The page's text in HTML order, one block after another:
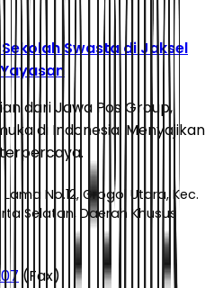
Swasta di Jaksel
dari Jawa Pos Group,
di Indonesia. Menyajikan
No.12, Grogol Utara, Kec.
Selatan, Daerah Khusus
(Fax)